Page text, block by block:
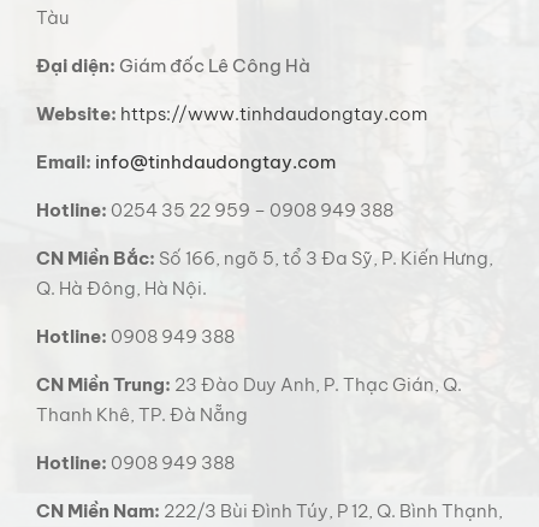
Tàu
Đại diện: Giám đốc Lê Công Hà
Website: https://www.tinhdaudongtay.com
Email: info@tinhdaudongtay.com
Hotline: 0254 35 22 959 – 0908 949 388
CN Miền Bắc: Số 166, ngõ 5, tổ 3 Đa Sỹ, P. Kiến Hưng,
Q. Hà Đông, Hà Nội.
Hotline: 0908 949 388
CN Miền Trung: 23 Đào Duy Anh, P. Thạc Gián, Q.
Thanh Khê, TP. Đà Nẵng
Hotline: 0908 949 388
CN Miền Nam: 222/3 Bùi Đình Túy, P 12, Q. Bình Thạnh,